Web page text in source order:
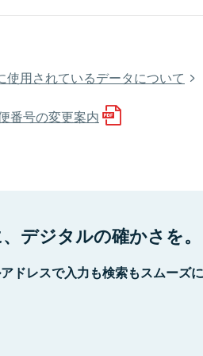
使用されているデータについて
番号の変更案内
デジタルの確かさを。
ドレスで入力も検索もスムーズ